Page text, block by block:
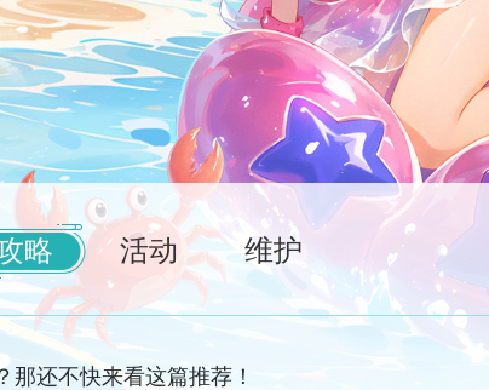
略 活动 维护
还不快来看这篇推荐！